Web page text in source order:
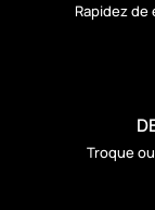
Rapidez de
Troque